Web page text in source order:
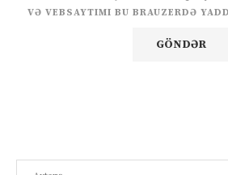
VƏ VEBSAYTIMI BU BRAUZERDƏ